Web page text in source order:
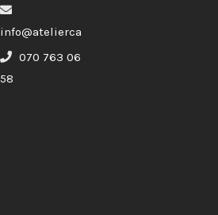
info@ateliercampco.com
070 763 06
58